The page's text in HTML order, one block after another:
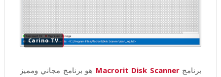
Carino TV
برنامجMacrorit Disk Scanner هو برنامج مجاني ومميز